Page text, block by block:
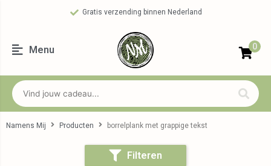
Gratis verzending binnen Nederland
Menu 0
Namens Mij Producten borrelplank met grappige tekst
Filteren